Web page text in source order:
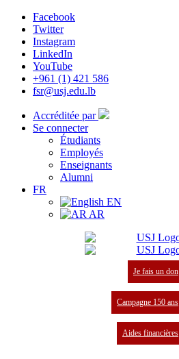
Facebook
Twitter
Instagram
LinkedIn
YouTube
+961 (1) 421 586
fsr@usj.edu.lb
Accréditée par
Se connecter
Étudiants
Employés
Enseignants
Alumni
FR
EN
AR
Je fais un don
Campagne 150 ans
Aides financières